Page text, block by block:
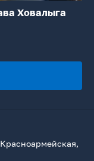
Ховалыга